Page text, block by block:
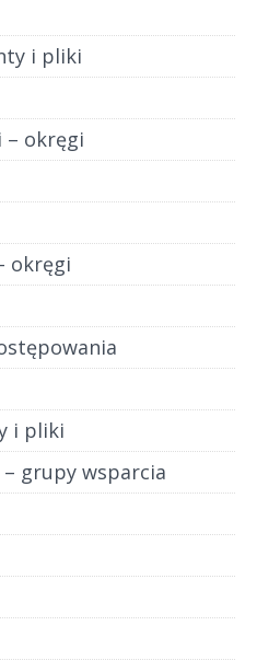
i pliki
– okręgi
okręgi
i pliki
grupy wsparcia